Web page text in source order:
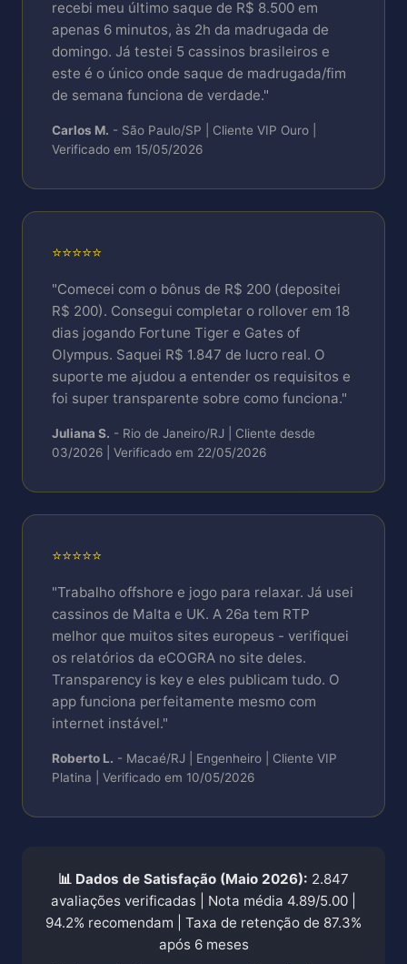
recebi meu último saque de R$ 8.500 em
apenas 6 minutos, às 2h da madrugada de
domingo. Já testei 5 cassinos brasileiros e
este é o único onde saque de madrugada/fim
de semana funciona de verdade."
Carlos M. - São Paulo/SP | Cliente VIP Ouro |
Verificado em 15/05/2026
⭐⭐⭐⭐⭐
"Comecei com o bônus de R$ 200 (depositei
R$ 200). Consegui completar o rollover em 18
dias jogando Fortune Tiger e Gates of
Olympus. Saquei R$ 1.847 de lucro real. O
suporte me ajudou a entender os requisitos e
foi super transparente sobre como funciona."
Juliana S. - Rio de Janeiro/RJ | Cliente desde
03/2026 | Verificado em 22/05/2026
⭐⭐⭐⭐⭐
"Trabalho offshore e jogo para relaxar. Já usei
cassinos de Malta e UK. A 26a tem RTP
melhor que muitos sites europeus - verifiquei
os relatórios da eCOGRA no site deles.
Transparency is key e eles publicam tudo. O
app funciona perfeitamente mesmo com
internet instável."
Roberto L. - Macaé/RJ | Engenheiro | Cliente VIP
Platina | Verificado em 10/05/2026
📊 Dados de Satisfação (Maio 2026): 2.847
avaliações verificadas | Nota média 4.89/5.00 |
94.2% recomendam | Taxa de retenção de 87.3%
após 6 meses